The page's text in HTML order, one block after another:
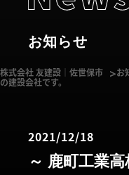
お知らせ
株式会社 友建設｜佐世保市
の建設会社です。
>お
2021/12/18
～ 鹿町工業